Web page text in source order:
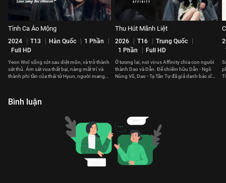
Tình Ca Ảo Mộng
2024 T13 Hàn Quốc
1 Phần
Full HD
Yeon Wol sống sót sau diệt môn, và trở thành
sát thủ. Ám sát vua thất bại, nàng mất trí và
thành phi tần của thái tử Hyun, người mang
Thu Hút Mãnh Liệt
2026 T16
Trung Quốc
1 Phần
Full HD
Ở tương lai, nơi virus Affinity chia con người
thành Dao và Dẫn. Để chiếm hữu Dẫn - Ngô
Nùng Vũ, Dao - Tạ Tân Tự đã giả danh bác sĩ
Bình luận